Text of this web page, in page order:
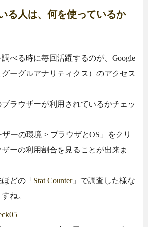
る人は、何を使っているか
べる時に毎回活躍するのが、Google
ーグルアナリティクス）のアクセス
ラウザーが利用されているかチェッ
ザーの環境 > ブラウザとOS」をクリ
ーの利用割合を見ることが出来ま
どの「 Stat Counter」で調査した様な
ね。